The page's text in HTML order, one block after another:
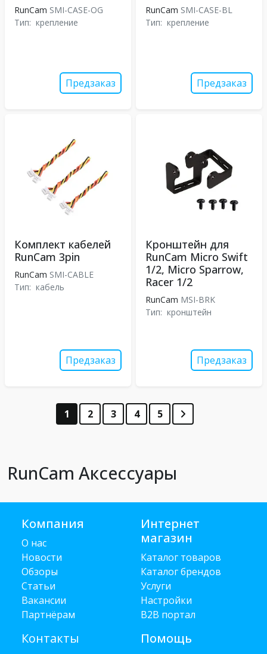
RunCam SMI-CASE-OG
Тип: крепление
Предзаказ
RunCam SMI-CASE-BL
Тип: крепление
Предзаказ
Комплект кабелей
RunCam 3pin
RunCam SMI-CABLE
Тип: кабель
Предзаказ
Кронштейн для
RunCam Micro Swift
1/2, Micro Sparrow,
Racer 1/2
RunCam MSI-BRK
Тип: кронштейн
Предзаказ
1 2 3 4 5
RunCam Аксессуары
Компания
О нас
Новости
Обзоры
Статьи
Вакансии
Партнёрам
Контакты
Интернет
магазин
Каталог товаров
Каталог брендов
Услуги
Настройки
B2B портал
Помощь